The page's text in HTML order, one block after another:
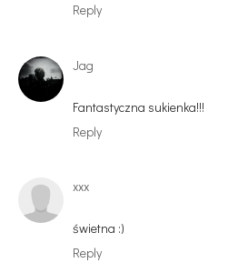
Reply
Jag
Fantastyczna sukienka!!!
Reply
xxx
świetna :)
Reply